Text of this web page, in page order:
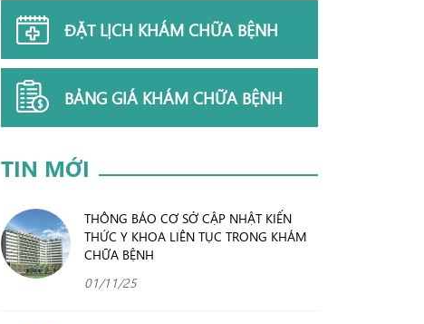
ĐẶT LỊCH KHÁM CHỮA BỆNH
BẢNG GIÁ KHÁM CHỮA BỆNH
TIN MỚI
THÔNG BÁO CƠ SỞ CẬP NHẬT KIẾN
THỨC Y KHOA LIÊN TỤC TRONG KHÁM
CHỮA BỆNH
01/11/25